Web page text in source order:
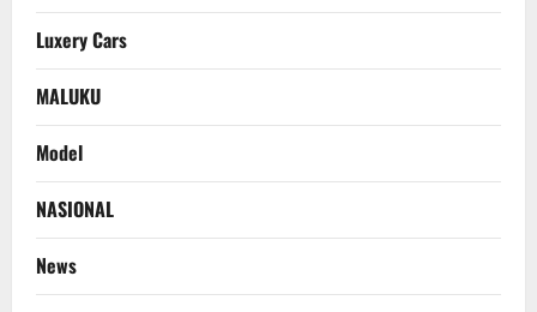
Luxery Cars
MALUKU
Model
NASIONAL
News